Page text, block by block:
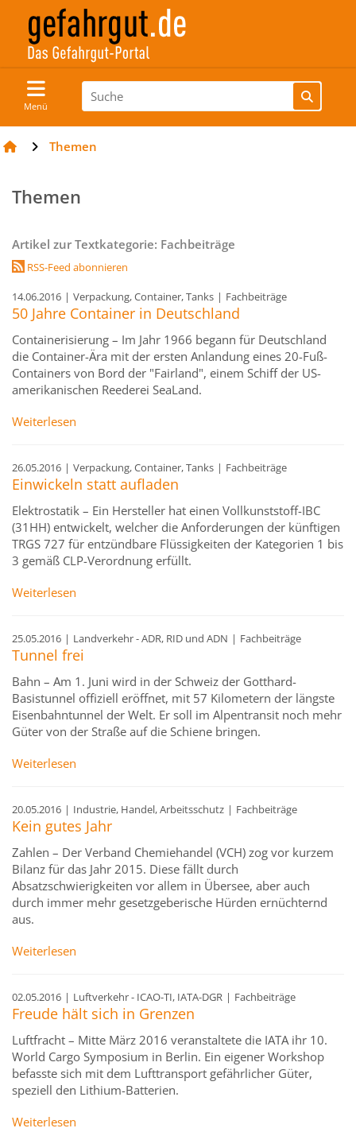
Menü
Themen
Themen
Artikel zur Textkategorie: Fachbeiträge
RSS-Feed abonnieren
14.06.2016 | Verpackung, Container, Tanks | Fachbeiträge
50 Jahre Container in Deutschland
Containerisierung – Im Jahr 1966 begann für Deutschland
die Container-Ära mit der ersten Anlandung eines 20-Fuß-
Containers von Bord der "Fairland", einem Schiff der US-
amerikanischen Reederei SeaLand.
Weiterlesen
26.05.2016 | Verpackung, Container, Tanks | Fachbeiträge
Einwickeln statt aufladen
Elektrostatik – Ein Hersteller hat einen Vollkunststoff-IBC
(31HH) entwickelt, welcher die Anforderungen der künftigen
TRGS 727 für entzündbare Flüssigkeiten der Kategorien 1 bis
3 gemäß CLP-Verordnung erfüllt.
Weiterlesen
25.05.2016 | Landverkehr - ADR, RID und ADN | Fachbeiträge
Tunnel frei
Bahn – Am 1. Juni wird in der Schweiz der Gotthard-
Basistunnel offiziell eröffnet, mit 57 Kilometern der längste
Eisenbahntunnel der Welt. Er soll im Alpentransit noch mehr
Güter von der Straße auf die Schiene bringen.
Weiterlesen
20.05.2016 | Industrie, Handel, Arbeitsschutz | Fachbeiträge
Kein gutes Jahr
Zahlen – Der Verband Chemiehandel (VCH) zog vor kurzem
Bilanz für das Jahr 2015. Diese fällt durch
Absatzschwierigkeiten vor allem in Übersee, aber auch
durch immer mehr gesetzgeberische Hürden ernüchternd
aus.
Weiterlesen
02.05.2016 | Luftverkehr - ICAO-TI, IATA-DGR | Fachbeiträge
Freude hält sich in Grenzen
Luftfracht – Mitte März 2016 veranstaltete die IATA ihr 10.
World Cargo Symposium in Berlin. Ein eigener Workshop
befasste sich mit dem Lufttransport gefährlicher Güter,
speziell den Lithium-Batterien.
Weiterlesen